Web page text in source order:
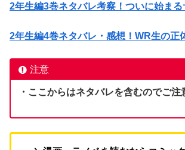
2年生編3巻ネタバレ考察！ついに始ま
2年生編4巻ネタバレ・感想！WR生の正
注意
・ここからはネタバレを含むのでご注